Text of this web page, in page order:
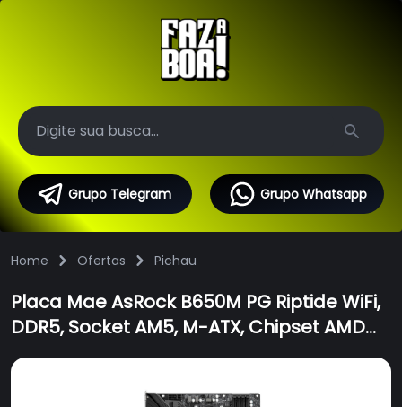
Search
Grupo Telegram Grupo Whatsapp
Home Ofertas Pichau
Placa Mae AsRock B650M PG Riptide WiFi,
DDR5, Socket AM5, M-ATX, Chipset AMD
B650, B650M-PG-RIPTIDE-WiFi